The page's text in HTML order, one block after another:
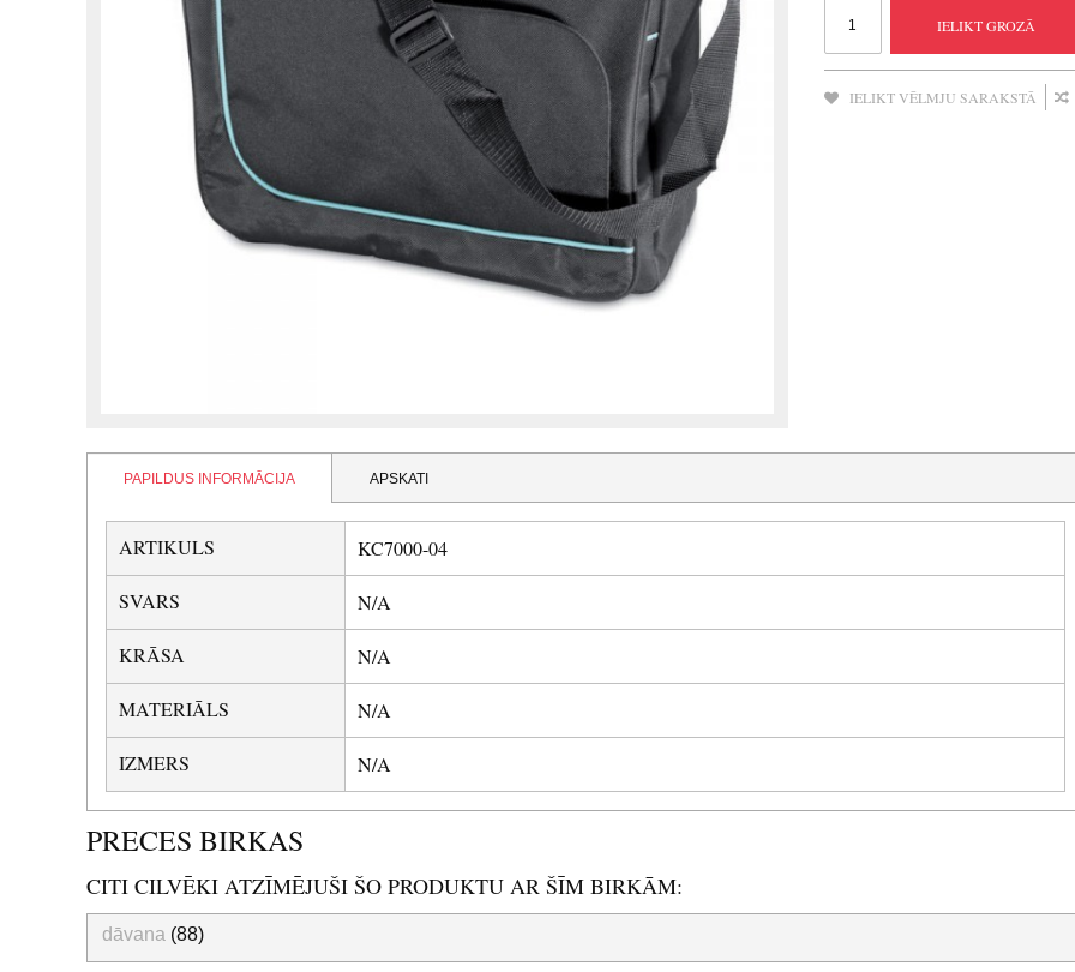
IELIKT GROZĀ
IELIKT VĒLMJU SARAKSTĀ
PAPILDUS INFORMĀCIJA APSKATI
ARTIKULS KC7000-04
SVARS N/A
KRĀSA N/A
MATERIĀLS N/A
IZMERS N/A
PRECES BIRKAS
CITI CILVĒKI ATZĪMĒJUŠI ŠO PRODUKTU AR ŠĪM BIRKĀM:
dāvana (88)